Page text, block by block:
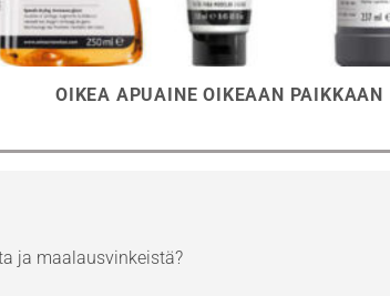
OIKEA APUAINE OIKEAAN PAIKKAAN
ja maalausvinkeistä?